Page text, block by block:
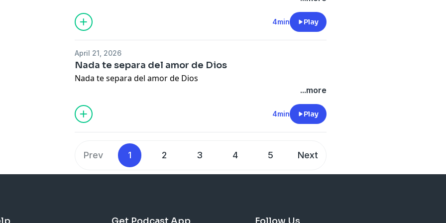
4min Play
April 21, 2026
Nada te separa del amor de Dios
Nada te separa del amor de Dios
...more
4min Play
Prev 1 2 3 4 5 Next